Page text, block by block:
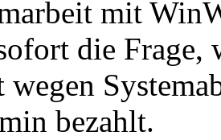
mit
die Frage,
bezahlt.